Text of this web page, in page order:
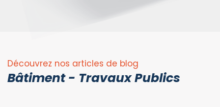
Découvrez nos articles de blog
Bâtiment - Travaux Publics